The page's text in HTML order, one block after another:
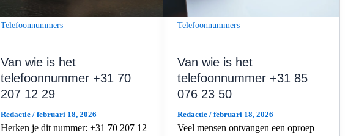
Telefoonnummers
Van wie is het
telefoonnummer +31 70
207 12 29
Redactie / februari 18, 2026
Herken je dit nummer: +31 70 207 12
Telefoonnummers
Van wie is het
telefoonnummer +31 85
076 23 50
Redactie / februari 18, 2026
Veel mensen ontvangen een oproep